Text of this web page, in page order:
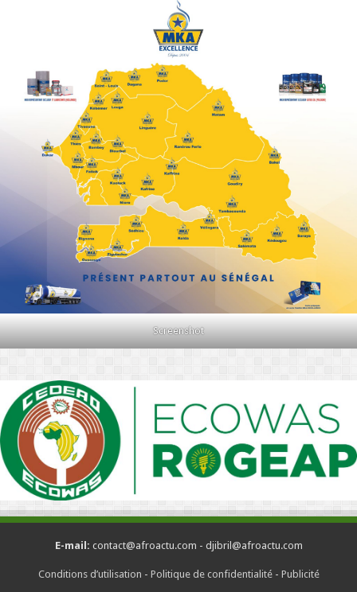
Screenshot
E-mail: contact@afroactu.com - djibril@afroactu.com
Conditions d’utilisation - Politique de confidentialité- Publicité